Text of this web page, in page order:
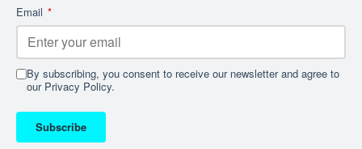
Email *
By subscribing, you consent to receive our newsletter and agree to
our Privacy Policy.
Subscribe